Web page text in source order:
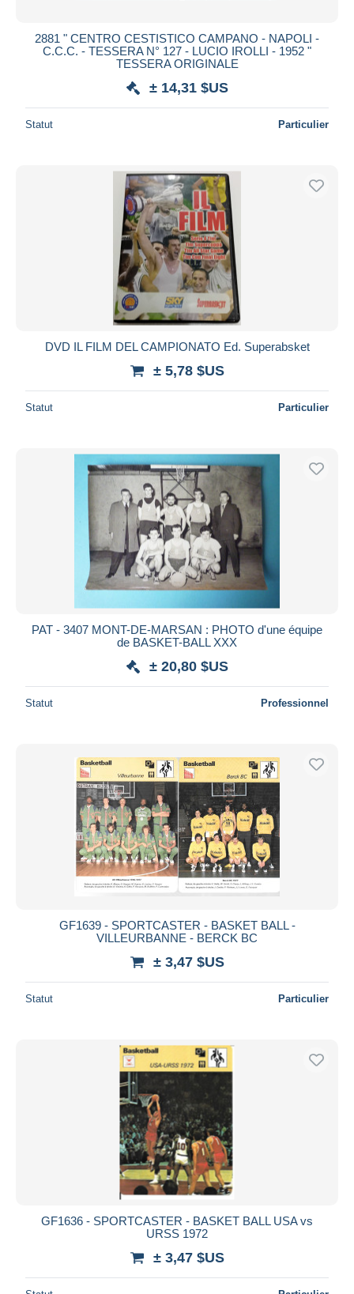
2881 " CENTRO CESTISTICO CAMPANO - NAPOLI -
C.C.C. - TESSERA N° 127 - LUCIO IROLLI - 1952 "
TESSERA ORIGINALE
± 14,31 $US
Statut Particulier
DVD IL FILM DEL CAMPIONATO Ed. Superabsket
± 5,78 $US
Statut Particulier
PAT - 3407 MONT-DE-MARSAN : PHOTO d'une équipe
de BASKET-BALL XXX
± 20,80 $US
Statut Professionnel
GF1639 - SPORTCASTER - BASKET BALL -
VILLEURBANNE - BERCK BC
± 3,47 $US
Statut Particulier
GF1636 - SPORTCASTER - BASKET BALL USA vs
URSS 1972
± 3,47 $US